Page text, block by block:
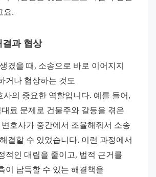
요.
결과 협상
겼을 때, 소송으로 바로 이어지지
거나 협상하는 것도
사의 중요한 역할입니다. 예를 들어,
료 문제로 건물주와 갈등을 겪은
호사가 중간에서 조율해줘서 소송
결할 수 있었습니다. 이런 과정에서
적인 대립을 줄이고, 법적 근거를
이 납득할 수 있는 해결책을